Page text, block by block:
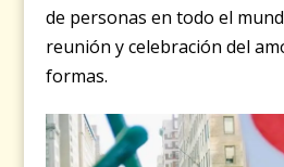
de personas en todo el
reunión y celebración del
formas.